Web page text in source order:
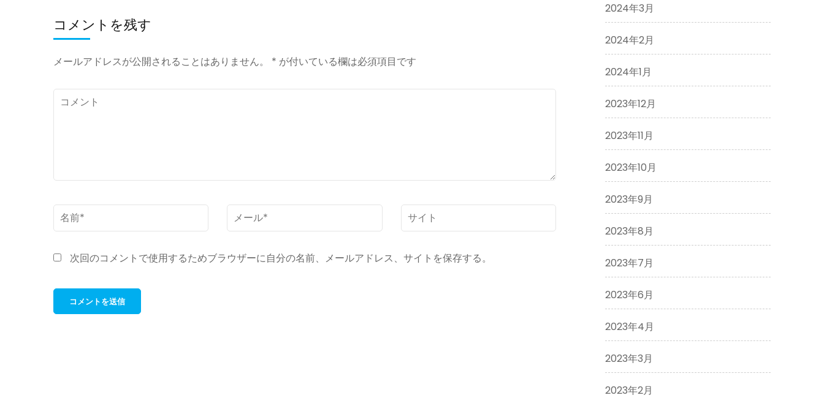
コメントを残す
メールアドレスが公開されることはありません。 * が付いている欄は必須項目です
コ
名
前
メ
ー
*
サ
イ
次回のコメントで使用するためブラウザーに自分の名前、メールアドレス、サイトを保存する。
2024年3月
2024年2月
2024年1月
2023年12月
2023年11月
2023年10月
2023年9月
2023年8月
2023年7月
2023年6月
2023年4月
2023年3月
2023年2月